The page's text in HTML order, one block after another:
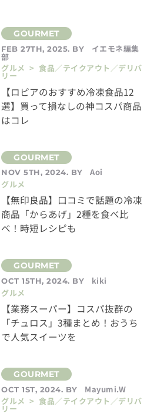
FEB 27TH, 2025. BY イエモネ編集
部
グルメ > 食品／テイクアウト／デリバ
リー
【ロピアのおすすめ冷凍食品12
選】買って損なしの神コスパ商品
はコレ
NOV 5TH, 2024. BY
Aoi
グルメ
【無印良品】口コミで話題の冷凍
商品「からあげ」2種を食べ比
べ！時短レシピも
OCT 15TH, 2024. BY
kiki
グルメ
【業務スーパー】コスパ抜群の
「チュロス」3種まとめ！おうち
で人気スイーツを
OCT 1ST, 2024. BY
Mayumi.W
グルメ > 食品／テイクアウト／デリバ
リー